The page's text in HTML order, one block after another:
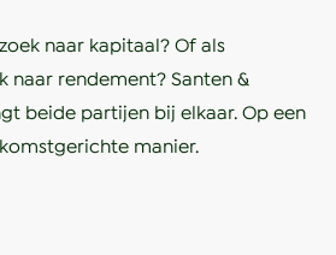
naar kapitaal? Of als
naar rendement? Santen &
beide partijen bij elkaar. Op een
manier.